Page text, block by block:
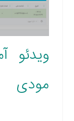
ویدئو
مودی